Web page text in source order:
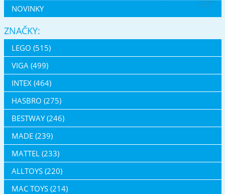
NOVINKY
ZNAČKY:
LEGO (515)
VIGA (499)
INTEX (464)
HASBRO (275)
BESTWAY (246)
MADE (239)
MATTEL (233)
ALLTOYS (220)
MAC TOYS (214)